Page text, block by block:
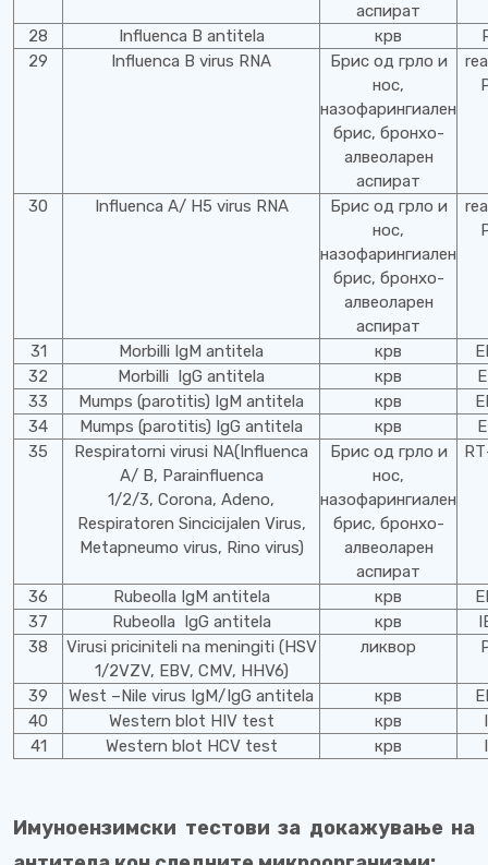
аспират
28 Influenca B antitela крв
29
Influenca B virus RNA
Брис од грло и
нос,
назофарингиален
брис, бронхо-
алвеоларен
аспират
30 Influenca A/ H5 virus RNA
Брис од грло и
нос,
назофарингиален
брис, бронхо-
алвеоларен
аспират
31 Morbilli IgM antitela крв
32
Morbilli IgG antitela крв
33
Mumps (parotitis) IgM antitela крв
34
Mumps (parotitis) IgG antitela крв
35
Respiratorni virusi NA(Influenca
A/ B, Parainfluenca
1/2/3, Corona, Adeno,
Respiratoren Sincicijalen Virus,
Metapneumo virus, Rino virus)
Брис од грло и
нос,
назофарингиален
брис, бронхо-
алвеоларен
аспират
36 Rubeolla IgM antitela крв
37
Rubeolla IgG antitela крв
38
Virusi priciniteli na meningiti (HSV
1/2VZV, EBV, CMV, HHV6)
ликвор
39 West –Nile virus IgM/IgG antitela крв
40
Western blot HIV test крв
41
Western blot HCV test крв
Имуноензимски тестови за докажување на